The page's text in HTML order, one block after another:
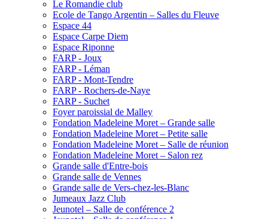
Le Romandie club
Ecole de Tango Argentin – Salles du Fleuve
Espace 44
Espace Carpe Diem
Espace Riponne
FARP - Joux
FARP - Léman
FARP - Mont-Tendre
FARP - Rochers-de-Naye
FARP - Suchet
Foyer paroissial de Malley
Fondation Madeleine Moret – Grande salle
Fondation Madeleine Moret – Petite salle
Fondation Madeleine Moret – Salle de réunion
Fondation Madeleine Moret – Salon rez
Grande salle d'Entre-bois
Grande salle de Vennes
Grande salle de Vers-chez-les-Blanc
Jumeaux Jazz Club
Jeunotel – Salle de conférence 2